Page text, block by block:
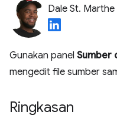
Dale St. Marthe
Gunakan panel Sumber
mengedit file sumber
Ringkasan